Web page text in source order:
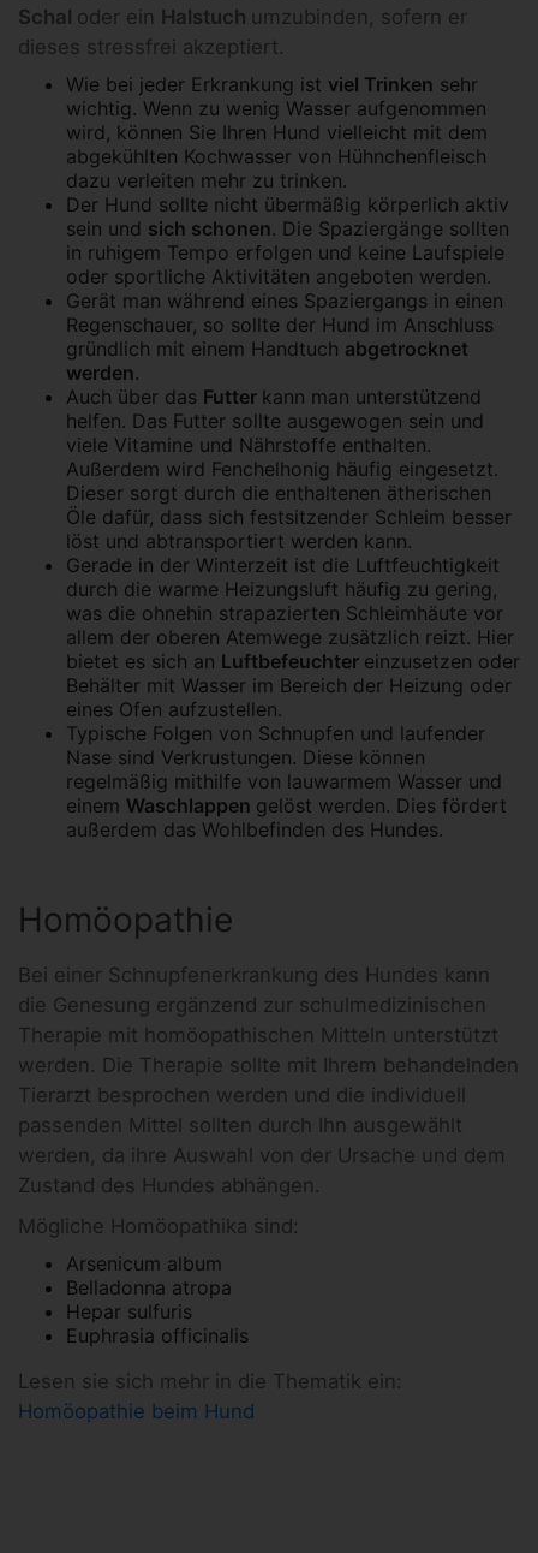
Schal oder ein Halstuch umzubinden, sofern er
dieses stressfrei akzeptiert.
Wie bei jeder Erkrankung ist viel Trinken sehr
wichtig. Wenn zu wenig Wasser aufgenommen
wird, können Sie Ihren Hund vielleicht mit dem
abgekühlten Kochwasser von Hühnchenfleisch
dazu verleiten mehr zu trinken.
Der Hund sollte nicht übermäßig körperlich aktiv
sein und sich schonen. Die Spaziergänge sollten
in ruhigem Tempo erfolgen und keine Laufspiele
oder sportliche Aktivitäten angeboten werden.
Gerät man während eines Spaziergangs in einen
Regenschauer, so sollte der Hund im Anschluss
gründlich mit einem Handtuch abgetrocknet
werden.
Auch über das Futter kann man unterstützend
helfen. Das Futter sollte ausgewogen sein und
viele Vitamine und Nährstoffe enthalten.
Außerdem wird Fenchelhonig häufig eingesetzt.
Dieser sorgt durch die enthaltenen ätherischen
Öle dafür, dass sich festsitzender Schleim besser
löst und abtransportiert werden kann.
Gerade in der Winterzeit ist die Luftfeuchtigkeit
durch die warme Heizungsluft häufig zu gering,
was die ohnehin strapazierten Schleimhäute vor
allem der oberen Atemwege zusätzlich reizt. Hier
bietet es sich an Luftbefeuchter einzusetzen oder
Behälter mit Wasser im Bereich der Heizung oder
eines Ofen aufzustellen.
Typische Folgen von Schnupfen und laufender
Nase sind Verkrustungen. Diese können
regelmäßig mithilfe von lauwarmem Wasser und
einem Waschlappen gelöst werden. Dies fördert
außerdem das Wohlbefinden des Hundes.
Homöopathie
Bei einer Schnupfenerkrankung des Hundes kann
die Genesung ergänzend zur schulmedizinischen
Therapie mit homöopathischen Mitteln unterstützt
werden. Die Therapie sollte mit Ihrem behandelnden
Tierarzt besprochen werden und die individuell
passenden Mittel sollten durch Ihn ausgewählt
werden, da ihre Auswahl von der Ursache und dem
Zustand des Hundes abhängen.
Mögliche Homöopathika sind:
Arsenicum album
Belladonna atropa
Hepar sulfuris
Euphrasia officinalis
Lesen sie sich mehr in die Thematik ein:
Homöopathie beim Hund